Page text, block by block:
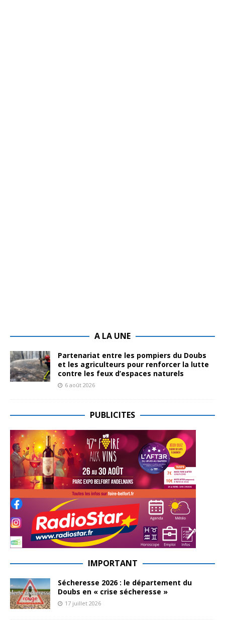
A LA UNE
Partenariat entre les pompiers du Doubs
et les agriculteurs pour renforcer la lutte
contre les feux d’espaces naturels
6 août 2026
PUBLICITES
IMPORTANT
Sécheresse 2026 : le département du
Doubs en « crise sécheresse »
17 juillet 2026